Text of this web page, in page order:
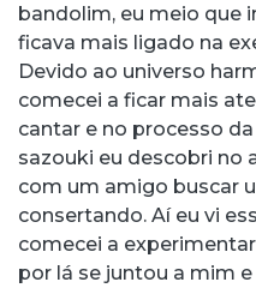
bandolim, eu meio que
ficava mais ligado na
Devido ao universo
comecei a ficar mais
cantar e no processo
sazouki eu descobri no
com um amigo buscar
consertando. Aí eu vi
comecei a
por lá se juntou a mim